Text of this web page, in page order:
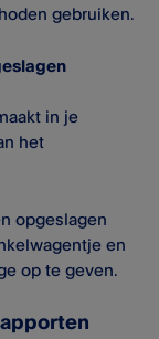
gebruiken.
in je
het
opgeslagen
en
op te geven.